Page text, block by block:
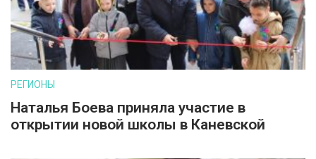
РЕГИОНЫ
Наталья Боева приняла участие в
открытии новой школы в Каневской